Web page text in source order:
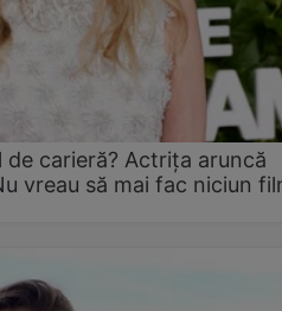
carieră? Actrița aruncă
vreau să mai fac niciun